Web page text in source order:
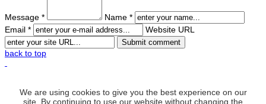
Message *
Name *
Email *
Website URL
back to top
We are using cookies to give you the best experience on our
site. By continuing to use our website without changing the